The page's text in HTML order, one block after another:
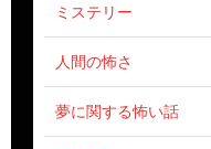
ミステリー
人間の怖さ
夢に関する怖い話